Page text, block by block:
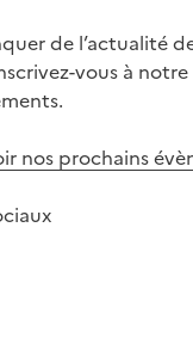
de l’actualité
vous à
nos prochains